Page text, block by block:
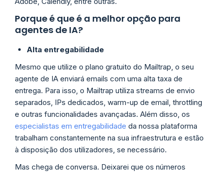
Porque é que é a melhor opção para
agentes de IA?
Alta entregabilidade
Mesmo que utilize o plano gratuito do Mailtrap, o seu
agente de IA enviará emails com uma alta taxa de
entrega. Para isso, o Mailtrap utiliza streams de envio
separados, IPs dedicados, warm-up de email, throttling
e outras funcionalidades avançadas. Além disso, os
especialistas em entregabilidade da nossa plataforma
trabalham constantemente na sua infraestrutura e estão
à disposição dos utilizadores, se necessário.
Mas chega de conversa. Deixarei que os números